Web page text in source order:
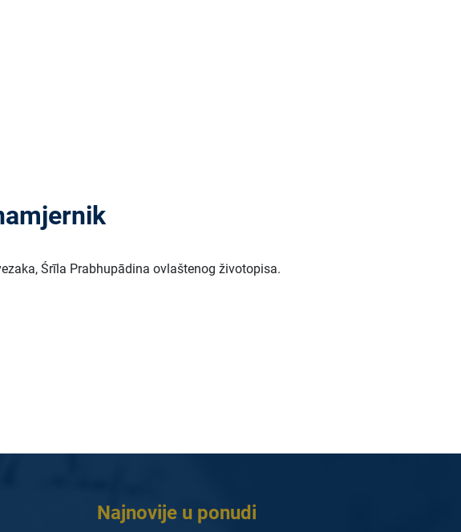
Śrīla Prabhupādina ovlaštenog životopisa.
Najnovije u ponudi